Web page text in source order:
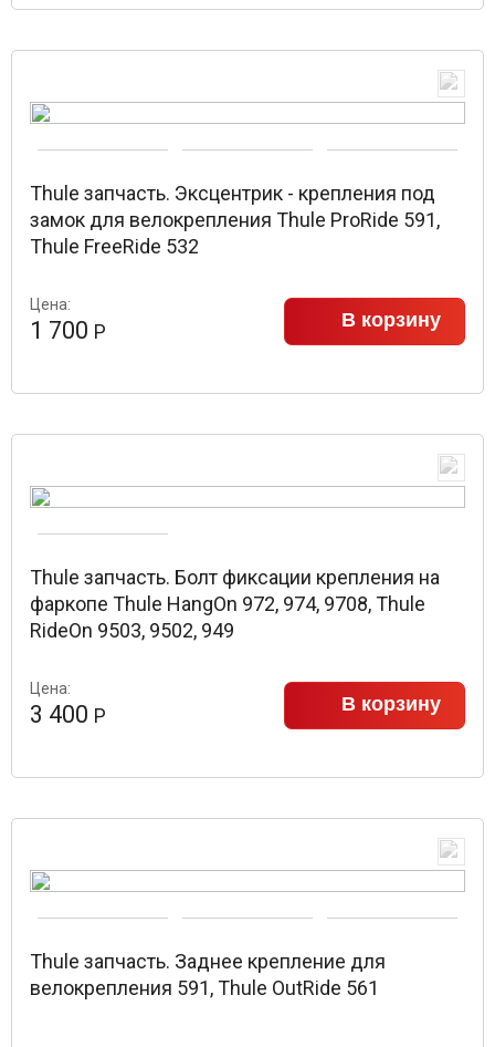
Thule запчасть. Эксцентрик - крепления под
замок для велокрепления Thule ProRide 591,
Thule FreeRide 532
Цена:
1 700 Р В корзину
Thule запчасть. Болт фиксации крепления на
фаркопе Thule HangOn 972, 974, 9708, Thule
RideOn 9503, 9502, 949
Цена:
3 400 Р В корзину
Thule запчасть. Заднее крепление для
велокрепления 591, Thule OutRide 561